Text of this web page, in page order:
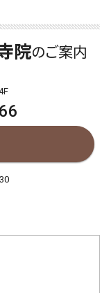
院のご案内